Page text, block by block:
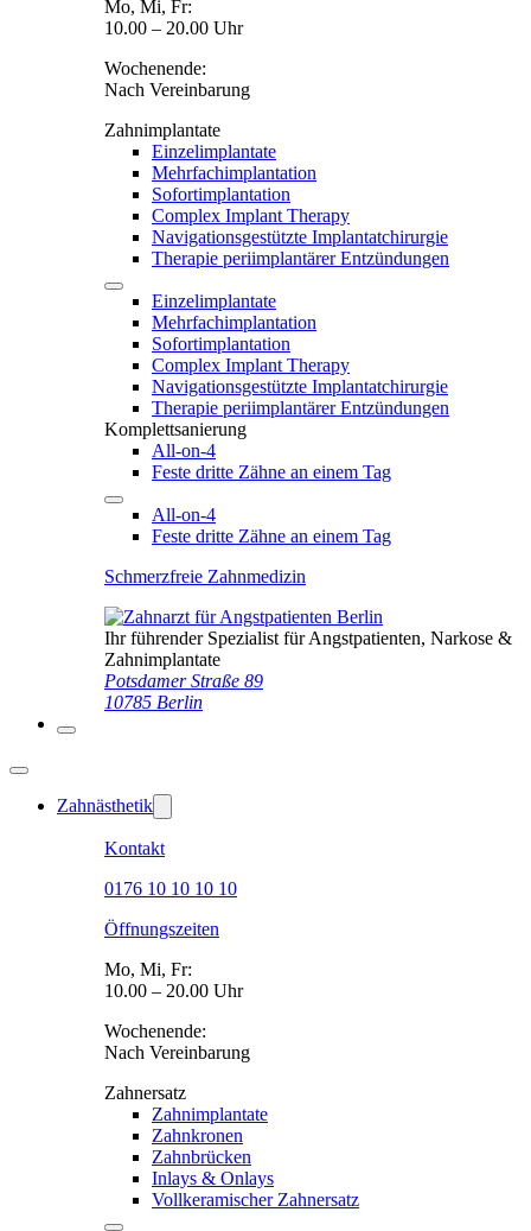
Mo, Mi, Fr:
10.00 – 20.00 Uhr
Wochenende:
Nach Vereinbarung
Zahnimplantate
Einzelimplantate
Mehrfachimplantation
Sofortimplantation
Complex Implant Therapy
Navigationsgestützte Implantatchirurgie
Therapie periimplantärer Entzündungen
Einzelimplantate
Mehrfachimplantation
Sofortimplantation
Complex Implant Therapy
Navigationsgestützte Implantatchirurgie
Therapie periimplantärer Entzündungen
Komplettsanierung
All-on-4
Feste dritte Zähne an einem Tag
All-on-4
Feste dritte Zähne an einem Tag
Schmerzfreie Zahnmedizin
Ihr führender Spezialist für Angstpatienten, Narkose &
Zahnimplantate
Potsdamer Straße 89
10785 Berlin
Zahnästhetik
Kontakt
0176 10 10 10 10
Öffnungszeiten
Mo, Mi, Fr:
10.00 – 20.00 Uhr
Wochenende:
Nach Vereinbarung
Zahnersatz
Zahnimplantate
Zahnkronen
Zahnbrücken
Inlays & Onlays
Vollkeramischer Zahnersatz